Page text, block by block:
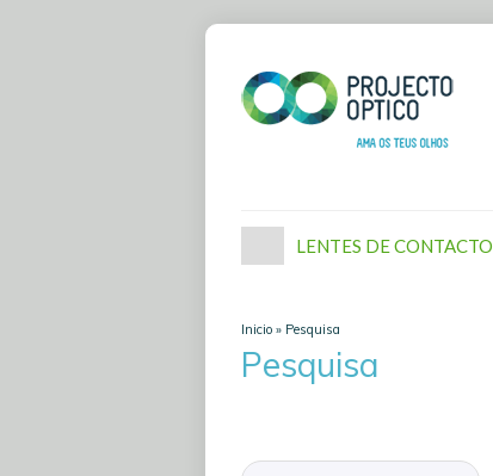
LENTES DE CONTACTO
Inicio » Pesquisa
Pesquisa